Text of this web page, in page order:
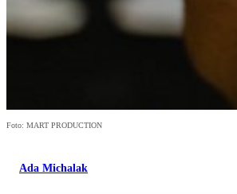
Foto: MART PRODUCTION
Ada Michalak